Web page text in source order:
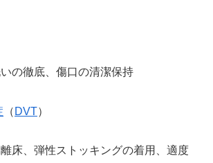
の徹底、傷口の清潔保持
（ DVT）
床、弾性ストッキングの着用、適度